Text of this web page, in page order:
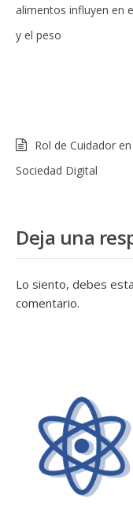
alimentos influyen en
y el peso
Rol de Cuidador
Sociedad Digital
Deja una
Lo siento, debes
comentario.